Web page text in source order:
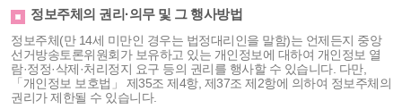
정보주체의 권리·의무 및 그 행사방법
정보주체(만 14세 미만인 경우는 법정대리인을 말함)는 언제든지 중앙
선거방송토론위원회가 보유하고 있는 개인정보에 대하여 개인정보 열
람·정정·삭제·처리정지 요구 등의 권리를 행사할 수 있습니다. 다만,
「개인정보 보호법」 제35조 제4항, 제37조 제2항에 의하여 정보주체의
권리가 제한될 수 있습니다.